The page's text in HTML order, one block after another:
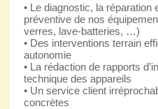
• Le diagnostic, la
préventive de nos
verres, lave-batteries, …)
• Des interventions terrain
autonomie
• La rédaction de rapports
technique des appareils
• Un service client
concrètes